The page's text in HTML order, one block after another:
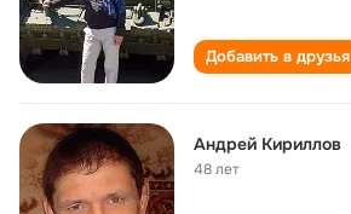
Добавить в друзья
Андрей Кириллов
48 лет